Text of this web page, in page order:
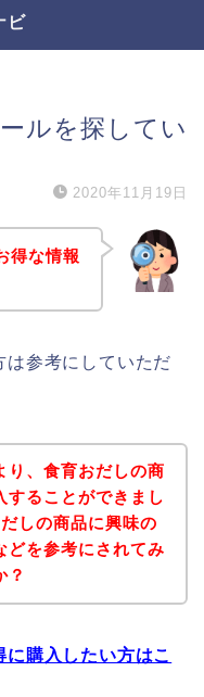
ビ
ルを探してい
2020年11月19日
得な情報
は参考にしていただ
り、食育おだしの商
することができまし
しの商品に興味の
どを参考にされてみ
？
購入したい方はこ